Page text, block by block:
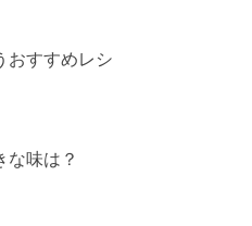
おすすめレシ
な味は？